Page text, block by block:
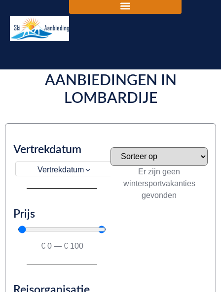
AANBIEDINGEN IN
LOMBARDIJE
Vertrekdatum
Vertrekdatum
Prijs
€ 0 — € 100
Er zijn geen
wintersportvakanties
gevonden